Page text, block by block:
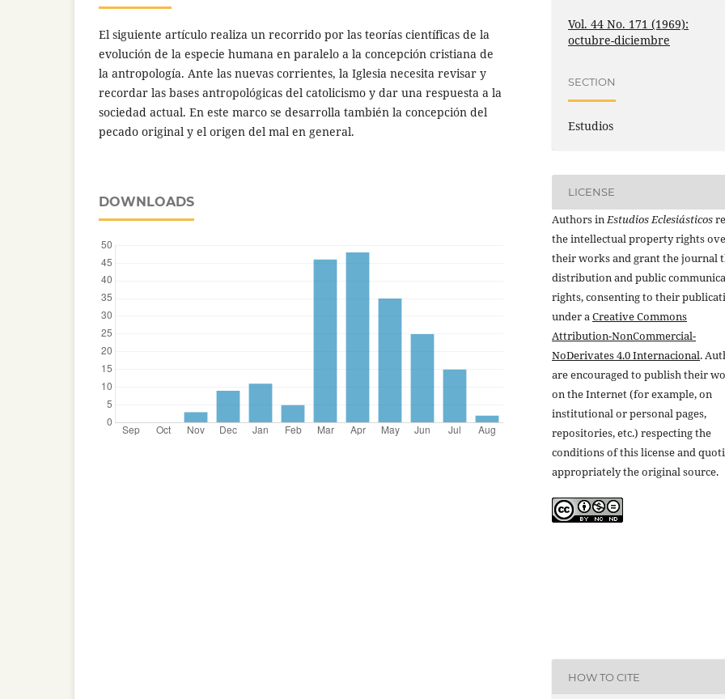
El siguiente artículo realiza un recorrido por las teorías científicas de la
evolución de la especie humana en paralelo a la concepción cristiana de
la antropología. Ante las nuevas corrientes, la Iglesia necesita revisar y
recordar las bases antropológicas del catolicismo y dar una respuesta a la
sociedad actual. En este marco se desarrolla también la concepción del
pecado original y el origen del mal en general.
DOWNLOADS
Vol. 44 No. 171 (1969):
octubre-diciembre
SECTION
Estudios
LICENSE
Authors inEstudios Eclesiásticos
the intellectual property rights
their works and grant the journal
distribution and public
rights, consenting to their
under aCreative Commons
Attribution-NonCommercial-
NoDerivates 4.0 Internacional.
are encouraged to publish their
on the Internet (for example, on
institutional or personal pages,
repositories, etc.) respecting the
conditions of this license and
appropriately the original source.
HOW TO CITE